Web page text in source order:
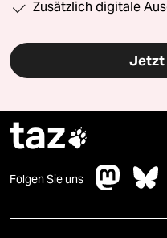
Zusätzlich digitale
Jetzt
taz
Folgen Sie uns